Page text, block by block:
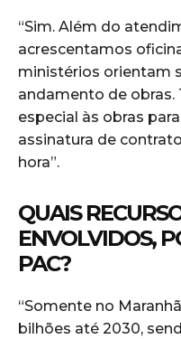
“Sim. Além do
acrescentamos
ministérios orientam
andamento de
especial às obras
assinatura de
hora”.
QUAIS
ENVOLVIDOS,
PAC?
“Somente no
bilhões até 2030,